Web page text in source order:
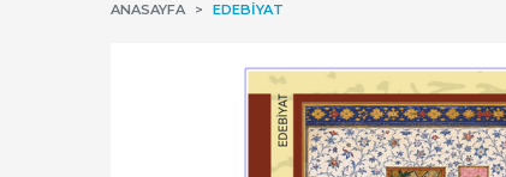
ANASAYFA EDEBIYAT